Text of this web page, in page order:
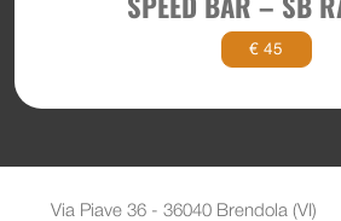
€ 45
Via Piave 36 - 36040 Brendola (VI)